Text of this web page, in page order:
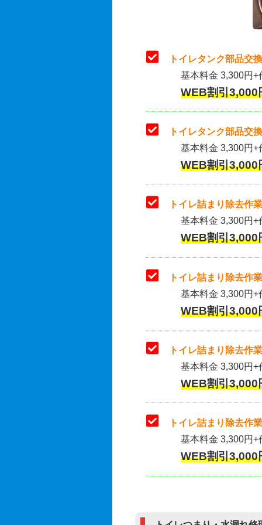
トイレタンク部品交
基本料金 3,300円
WEB割引
トイレタンク部品交
基本料金 3,300円+
WEB割引
トイレ詰まり除去作
基本料金 3,300円+
WEB割引
トイレ詰まり除去作
基本料金 3,300円+
WEB割引
トイレ詰まり除去
基本料金 3,300円+
WEB割引
トイレ詰まり除去作
基本料金 3,300円+
WEB割引